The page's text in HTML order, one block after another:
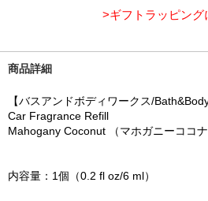
>ギフトラッピング
商品詳細
【バスアンドボディワークス/
Car Fragrance Refill
Mahogany Coconut （マホガニーココナ
内容量：1個（0.2 fl oz/6 ml）